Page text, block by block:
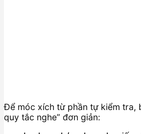
Để móc xích từ phần tự kiểm tra,
quy tắc nghe” đơn giản: